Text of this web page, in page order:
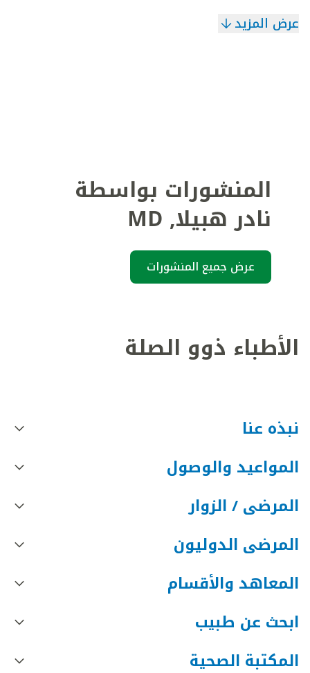
عرض المزيد
المنشورات بواسطة
نادر هبيلا,
MD
عرض جميع المنشورات
الأطباء ذوو الصلة
نبذه عنا
المواعيد والوصول
المرضى / الزوار
المرضى الدوليون
المعاهد والأقسام
ابحث عن طبيب
المكتبة الصحية